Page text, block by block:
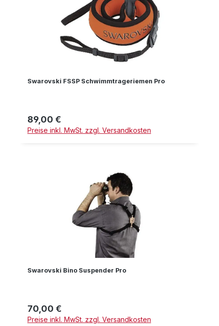
Swarovski FSSP Schwimmtrageriemen Pro
Regulärer Preis:
89,00 €
Preise inkl. MwSt. zzgl. Versandkosten
Swarovski Bino Suspender Pro
Regulärer Preis:
70,00 €
Preise inkl. MwSt. zzgl. Versandkosten